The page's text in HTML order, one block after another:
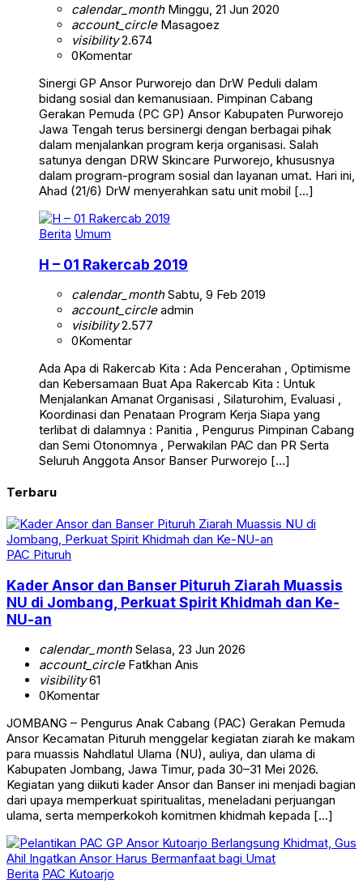
calendar_monthMinggu, 21 Jun 2020
account_circleMasagoez
visibility2.674
0Komentar
Sinergi GP Ansor Purworejo dan DrW Peduli dalam
bidang sosial dan kemanusiaan. Pimpinan Cabang
Gerakan Pemuda (PC GP) Ansor Kabupaten Purworejo
Jawa Tengah terus bersinergi dengan berbagai pihak
dalam menjalankan program kerja organisasi. Salah
satunya dengan DRW Skincare Purworejo, khususnya
dalam program-program sosial dan layanan umat. Hari ini,
Ahad (21/6) DrW menyerahkan satu unit mobil […]
Berita Umum
H – 01 Rakercab 2019
calendar_monthSabtu, 9 Feb 2019
account_circleadmin
visibility2.577
0Komentar
Ada Apa di Rakercab Kita : Ada Pencerahan , Optimisme
dan Kebersamaan Buat Apa Rakercab Kita : Untuk
Menjalankan Amanat Organisasi , Silaturohim, Evaluasi ,
Koordinasi dan Penataan Program Kerja Siapa yang
terlibat di dalamnya : Panitia , Pengurus Pimpinan Cabang
dan Semi Otonomnya , Perwakilan PAC dan PR Serta
Seluruh Anggota Ansor Banser Purworejo […]
Terbaru
PAC Pituruh
Kader Ansor dan Banser Pituruh Ziarah Muassis
NU di Jombang, Perkuat Spirit Khidmah dan Ke-
NU-an
calendar_monthSelasa, 23 Jun 2026
account_circleFatkhan Anis
visibility61
0Komentar
JOMBANG – Pengurus Anak Cabang (PAC) Gerakan Pemuda
Ansor Kecamatan Pituruh menggelar kegiatan ziarah ke makam
para muassis Nahdlatul Ulama (NU), auliya, dan ulama di
Kabupaten Jombang, Jawa Timur, pada 30–31 Mei 2026.
Kegiatan yang diikuti kader Ansor dan Banser ini menjadi bagian
dari upaya memperkuat spiritualitas, meneladani perjuangan
ulama, serta memperkokoh komitmen khidmah kepada […]
Berita PAC Kutoarjo